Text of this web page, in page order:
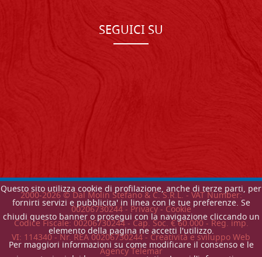
Questo sito utilizza cookie di profilazione, anche di terze parti, per
fornirti servizi e pubblicita' in linea con le tue preferenze. Se
chiudi questo banner o prosegui con la navigazione cliccando un
elemento della pagina ne accetti l'utilizzo.
Per maggiori informazioni su come modificare il consenso e le
SEGUICI SU
2000-2026© Dal Molin Stefano & C. S.R.L. - VAT Number:
00206730244 - Privacy-Cookie
Codice Fiscale: 00206730244 - Cap. Soc. € 60.000 - Reg. imp.
VI: 114340 - Nr. REA 00206730244 - Creatività e sviluppo Web
Agency Telemar